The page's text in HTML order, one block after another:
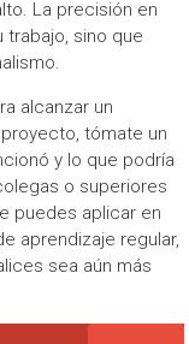
La precisión en
sino que
alcanzar un
tómate un
y lo que podría
o superiores
puedes aplicar en
aprendizaje regular,
sea aún más